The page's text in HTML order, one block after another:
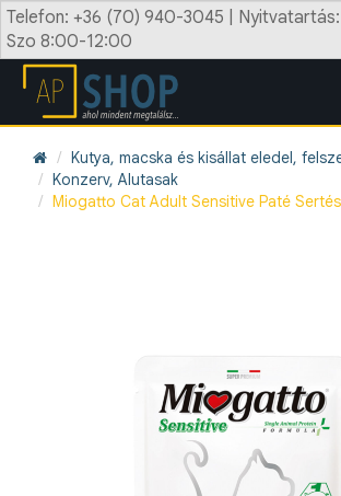
Telefon: +36 (70) 940-3045 |
Szo 8:00-12:00
Kutya, macska és kisállat eledel,
Konzerv, Alutasak
Miogatto Cat Adult Sensitive Paté